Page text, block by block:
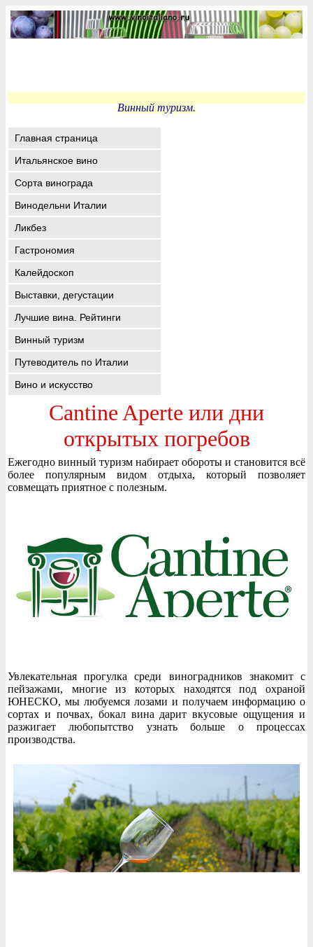
Винный туризм.
Главная страница
Итальянское вино
Сорта винограда
Винодельни Италии
Ликбез
Гастрономия
Калейдоскоп
Выставки, дегустации
Лучшие вина. Рейтинги
Винный туризм
Путеводитель по Италии
Вино и искусство
Cantine Aperte или дни
открытых погребов
Ежегодно винный туризм набирает обороты и становится всё
более популярным видом отдыха, который позволяет
совмещать приятное с полезным.
Увлекательная прогулка среди виноградников знакомит с
пейзажами, многие из которых находятся под охраной
ЮНЕСКО, мы любуемся лозами и получаем информацию о
сортах и почвах, бокал вина дарит вкусовые ощущения и
разжигает любопытство узнать больше о процессах
производства.